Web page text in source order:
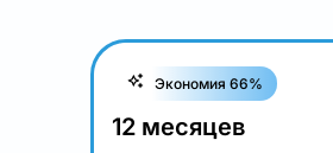
Экономия 66%
12 месяцев